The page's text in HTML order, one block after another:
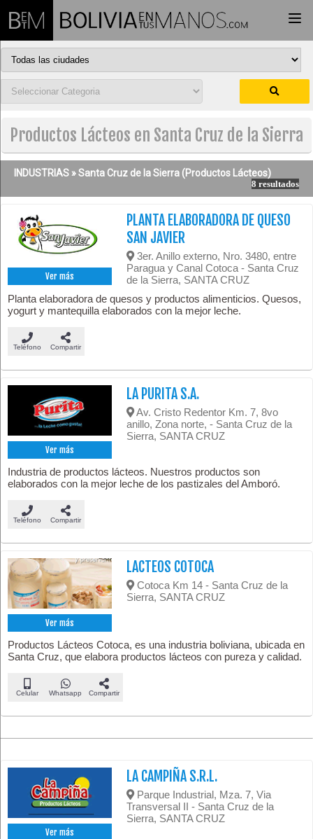
Productos Lácteos en Santa Cruz de la Sierra
INDUSTRIAS »Santa Cruz de la Sierra (Productos Lácteos)
8 resultados
Ver más
PLANTA ELABORADORA DE QUESO
SAN JAVIER
3er. Anillo externo, Nro. 3480, entre
Paragua y Canal Cotoca - Santa Cruz
de la Sierra, SANTA CRUZ
Planta elaboradora de quesos y productos alimenticios. Quesos,
yogurt y mantequilla elaborados con la mejor leche.
Teléfono Compartir
Ver más
LA PURITA S.A.
Av. Cristo Redentor Km. 7, 8vo
anillo, Zona norte, - Santa Cruz de la
Sierra, SANTA CRUZ
Industria de productos lácteos. Nuestros productos son
elaborados con la mejor leche de los pastizales del Amboró.
Teléfono Compartir
Ver más
LACTEOS COTOCA
Cotoca Km 14 - Santa Cruz de la
Sierra, SANTA CRUZ
Productos Lácteos Cotoca, es una industria boliviana, ubicada en
Santa Cruz, que elabora productos lácteos con pureza y calidad.
Celular Whatsapp Compartir
Ver más
LA CAMPIÑA S.R.L.
Parque Industrial, Mza. 7, Via
Transversal II - Santa Cruz de la
Sierra, SANTA CRUZ